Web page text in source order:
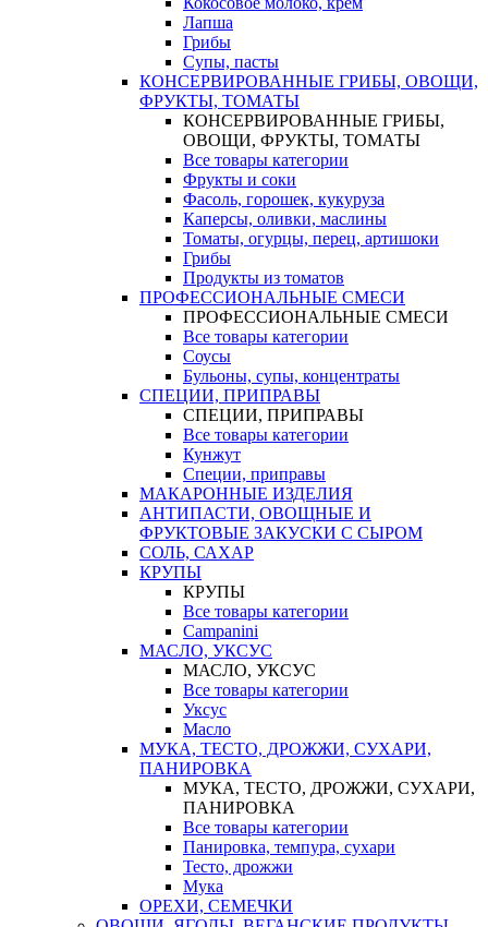
Лапша
Грибы
Супы, пасты
КОНСЕРВИРОВАННЫЕ ГРИБЫ, ОВОЩИ,
ФРУКТЫ, ТОМАТЫ
КОНСЕРВИРОВАННЫЕ ГРИБЫ,
ОВОЩИ, ФРУКТЫ, ТОМАТЫ
Все товары категории
Фрукты и соки
Фасоль, горошек, кукуруза
Каперсы, оливки, маслины
Томаты, огурцы, перец, артишоки
Грибы
Продукты из томатов
ПРОФЕССИОНАЛЬНЫЕ СМЕСИ
ПРОФЕССИОНАЛЬНЫЕ СМЕСИ
Все товары категории
Соусы
Бульоны, супы, концентраты
СПЕЦИИ, ПРИПРАВЫ
СПЕЦИИ, ПРИПРАВЫ
Все товары категории
Кунжут
Специи, приправы
МАКАРОННЫЕ ИЗДЕЛИЯ
АНТИПАСТИ, ОВОЩНЫЕ И
ФРУКТОВЫЕ ЗАКУСКИ С СЫРОМ
СОЛЬ, САХАР
КРУПЫ
КРУПЫ
Все товары категории
Campanini
МАСЛО, УКСУС
МАСЛО, УКСУС
Все товары категории
Уксус
Масло
МУКА, ТЕСТО, ДРОЖЖИ, СУХАРИ,
ПАНИРОВКА
МУКА, ТЕСТО, ДРОЖЖИ, СУХАРИ,
ПАНИРОВКА
Все товары категории
Панировка, темпура, сухари
Тесто, дрожжи
Мука
ОРЕХИ, СЕМЕЧКИ